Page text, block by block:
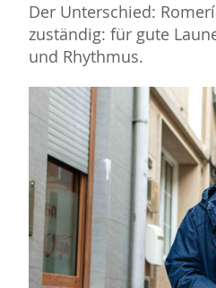
Der Unterschied:
zuständig: für gute
und Rhythmus.